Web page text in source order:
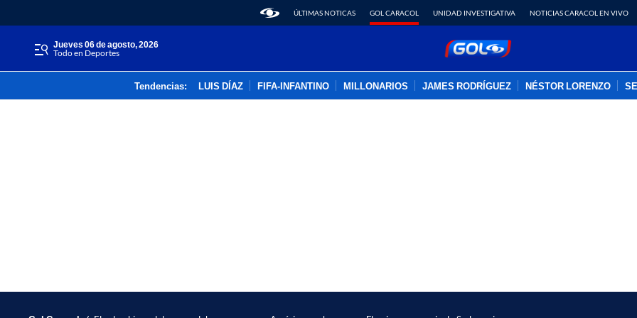
ÚLTIMAS NOTICAS GOL CARACOL UNIDAD INVESTIGATIVA NOTICIAS CARACOL EN VIVO
jueves 06 de agosto, 2026
Todo en Deportes
Tendencias: LUIS DÍAZ FIFA-INFANTINO MILLONARIOS JAMES RODRÍGUEZ NÉSTOR LORENZO